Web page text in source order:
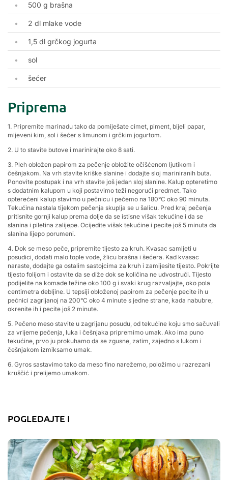
500 g brašna
2 dl mlake vode
1,5 dl grčkog jogurta
sol
šećer
Priprema
1. Pripremite marinadu tako da pomiješate cimet, piment, bijeli papar,
mljeveni kim, sol i šećer s limunom i grčkim jogurtom.
2. U to stavite butove i marinirajte oko 8 sati.
3. Pleh obložen papirom za pečenje obložite očišćenom ljutikom i
češnjakom. Na vrh stavite kriške slanine i dodajte sloj mariniranih buta.
Ponovite postupak i na vrh stavite još jedan sloj slanine. Kalup opteretimo
s dodatnim kalupom u koji postavimo teži negorući predmet. Tako
opterećeni kalup stavimo u pečnicu i pečemo na 180°C oko 90 minuta.
Tekućina nastala tijekom pečenja skuplja se u šalicu. Pred kraj pečenja
pritisnite gornji kalup prema dolje da se istisne višak tekućine i da se
slanina i piletina zalijepe. Ocijedite višak tekućine i pecite još 5 minuta da
slanina lijepo porumeni.
4. Dok se meso peče, pripremite tijesto za kruh. Kvasac samljeti u
posudici, dodati malo tople vode, žlicu brašna i šećera. Kad kvasac
naraste, dodajte ga ostalim sastojcima za kruh i zamijesite tijesto. Pokrijte
tijesto folijom i ostavite da se diže dok se količina ne udvostruči. Tijesto
podijelite na komade težine oko 100 g i svaki krug razvaljajte, oko pola
centimetra debljine. U tepsiji obloženoj papirom za pečenje pecite ih u
pećnici zagrijanoj na 200°C oko 4 minute s jedne strane, kada nabubre,
okrenite ih i pecite još 2 minute.
5. Pečeno meso stavite u zagrijanu posudu, od tekućine koju smo sačuvali
za vrijeme pečenja, luka i češnjaka pripremimo umak. Ako ima puno
tekućine, prvo ju prokuhamo da se zgusne, zatim, zajedno s lukom i
češnjakom izmiksamo umak.
6. Gyros sastavimo tako da meso fino narežemo, položimo u razrezani
kruščić i prelijemo umakom.
POGLEDAJTE I